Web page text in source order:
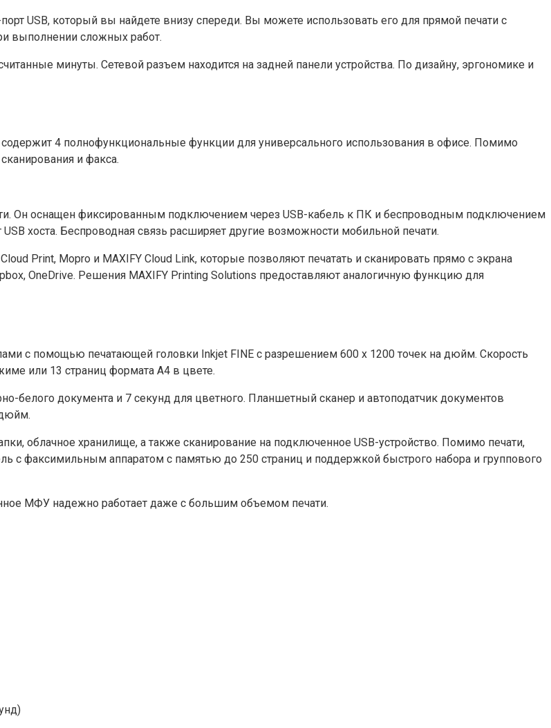
USB, который вы найдете внизу спереди. Вы можете использовать его для прямой печати с
выполнении сложных работ.
минуты. Сетевой разъем находится на задней панели устройства. По дизайну, эргономике и
4 полнофункциональные функции для универсального использования в офисе. Помимо
и факса.
Он оснащен фиксированным подключением через USB-кабель к ПК и беспроводным подключением
хоста. Беспроводная связь расширяет другие возможности мобильной печати.
Print, Mopro и MAXIFY Cloud Link, которые позволяют печатать и сканировать прямо с экрана
OneDrive. Решения MAXIFY Printing Solutions предоставляют аналогичную функцию для
с помощью печатающей головки Inkjet FINE с разрешением 600 x 1200 точек на дюйм. Скорость
или 13 страниц формата A4 в цвете.
белого документа и 7 секунд для цветного. Планшетный сканер и автоподатчик документов
облачное хранилище, а также сканирование на подключенное USB-устройство. Помимо печати,
с факсимильным аппаратом с памятью до 250 страниц и поддержкой быстрого набора и группового
МФУ надежно работает даже с большим объемом печати.